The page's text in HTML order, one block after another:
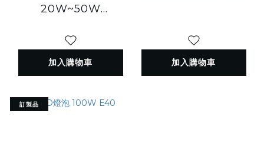
20W~50W
加入購物車 加入購物車
訂製品